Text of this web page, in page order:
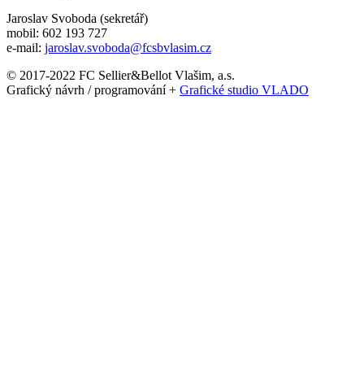
Jaroslav Svoboda (sekretář)
mobil: 602 193 727
e-mail: jaroslav.svoboda@fcsbvlasim.cz
© 2017-2022 FC Sellier&Bellot Vlašim, a.s.
Grafický návrh / programování + Grafické studio VLADO